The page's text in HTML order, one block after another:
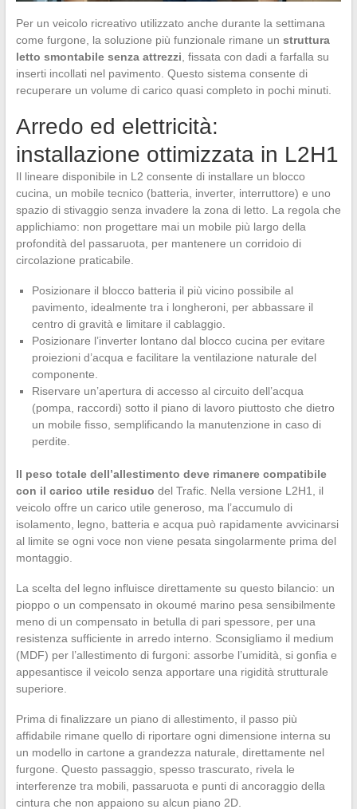
Per un veicolo ricreativo utilizzato anche durante la settimana
come furgone, la soluzione più funzionale rimane un struttura
letto smontabile senza attrezzi, fissata con dadi a farfalla su
inserti incollati nel pavimento. Questo sistema consente di
recuperare un volume di carico quasi completo in pochi minuti.
Arredo ed elettricità:
installazione ottimizzata in L2H1
Il lineare disponibile in L2 consente di installare un blocco
cucina, un mobile tecnico (batteria, inverter, interruttore) e uno
spazio di stivaggio senza invadere la zona di letto. La regola che
applichiamo: non progettare mai un mobile più largo della
profondità del passaruota, per mantenere un corridoio di
circolazione praticabile.
Posizionare il blocco batteria il più vicino possibile al
pavimento, idealmente tra i longheroni, per abbassare il
centro di gravità e limitare il cablaggio.
Posizionare l’inverter lontano dal blocco cucina per evitare
proiezioni d’acqua e facilitare la ventilazione naturale del
componente.
Riservare un’apertura di accesso al circuito dell’acqua
(pompa, raccordi) sotto il piano di lavoro piuttosto che dietro
un mobile fisso, semplificando la manutenzione in caso di
perdite.
Il peso totale dell’allestimento deve rimanere compatibile
con il carico utile residuo del Trafic. Nella versione L2H1, il
veicolo offre un carico utile generoso, ma l’accumulo di
isolamento, legno, batteria e acqua può rapidamente avvicinarsi
al limite se ogni voce non viene pesata singolarmente prima del
montaggio.
La scelta del legno influisce direttamente su questo bilancio: un
pioppo o un compensato in okoumé marino pesa sensibilmente
meno di un compensato in betulla di pari spessore, per una
resistenza sufficiente in arredo interno. Sconsigliamo il medium
(MDF) per l’allestimento di furgoni: assorbe l’umidità, si gonfia e
appesantisce il veicolo senza apportare una rigidità strutturale
superiore.
Prima di finalizzare un piano di allestimento, il passo più
affidabile rimane quello di riportare ogni dimensione interna su
un modello in cartone a grandezza naturale, direttamente nel
furgone. Questo passaggio, spesso trascurato, rivela le
interferenze tra mobili, passaruota e punti di ancoraggio della
cintura che non appaiono su alcun piano 2D.